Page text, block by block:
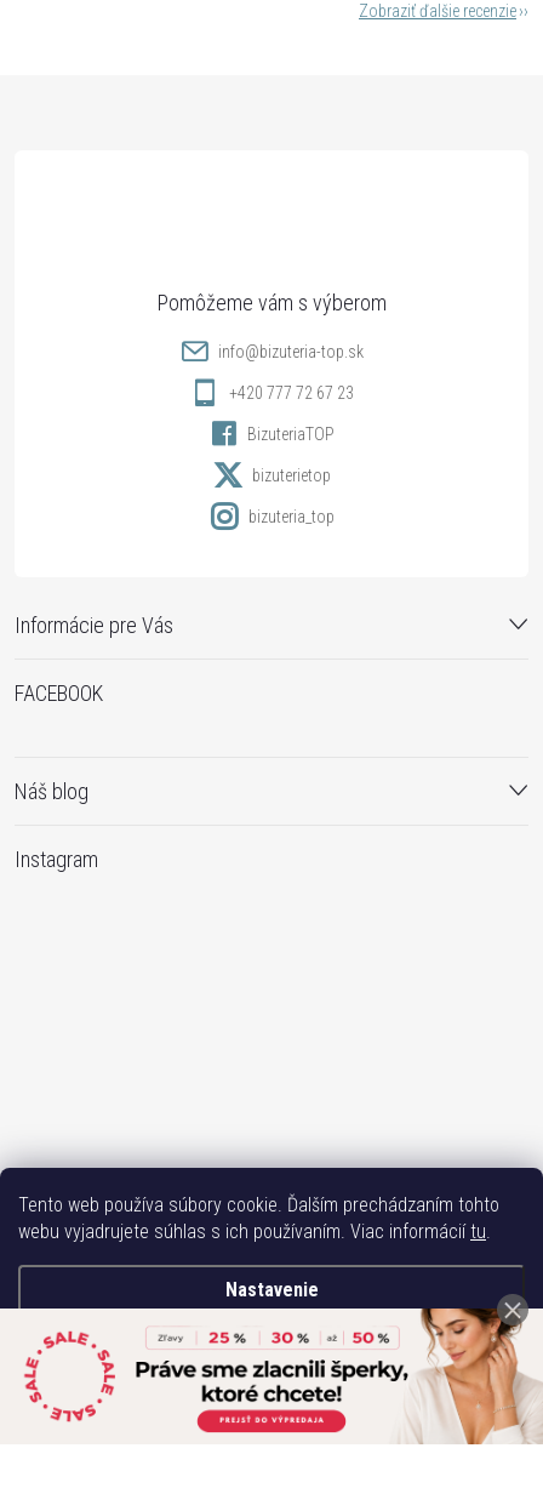
Tento web používa súbory cookie. Ďalším prechádzaním tohto
webu vyjadrujete súhlas s ich používaním. Viac informáciítu.
Nastavenie
Súhlasím
Zobraziť ďalšie recenzie
Informácie pre Vás
info@bizuteria-top.sk
+420 777 72 67 23
BizuteriaTOP
bizuterietop
bizuteria_top
FACEBOOK
Náš blog
Instagram
Sledovať na Instagrame
Bižuterie TOP Vše k mobilu Mobil příslušenství
Bižutéria Yvon
Issa-Garden
Copyright 2017-2026Bižutéria TOP. Všetky práva vyhradené.